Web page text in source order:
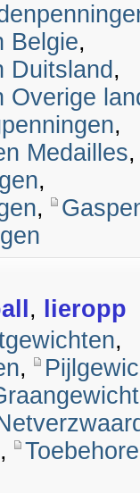
Belgie,
Duitsland ,
Overige
,
Medailles
,
,
,
lieropp
,
,
,